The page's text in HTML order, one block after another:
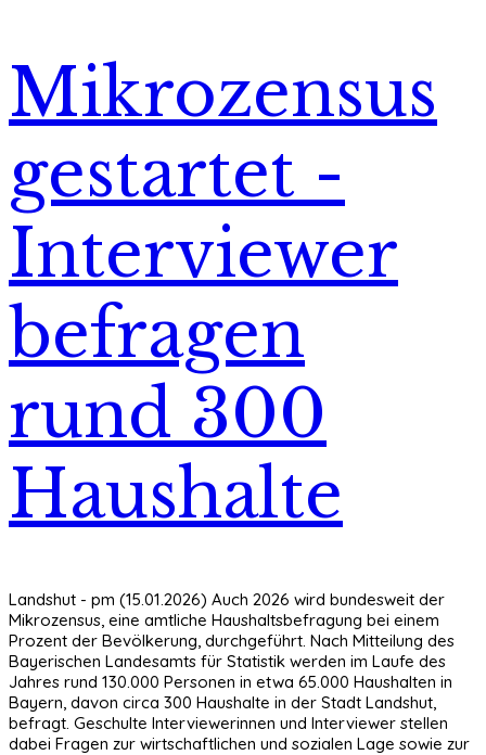
Mikrozensus
gestartet -
Interviewer
befragen
rund 300
Haushalte
Landshut - pm (15.01.2026) Auch 2026 wird bundesweit der
Mikrozensus, eine amtliche Haushaltsbefragung bei einem
Prozent der Bevölkerung, durchgeführt. Nach Mitteilung des
Bayerischen Landesamts für Statistik werden im Laufe des
Jahres rund 130.000 Personen in etwa 65.000 Haushalten in
Bayern, davon circa 300 Haushalte in der Stadt Landshut,
befragt. Geschulte Interviewerinnen und Interviewer stellen
dabei Fragen zur wirtschaftlichen und sozialen Lage sowie zur